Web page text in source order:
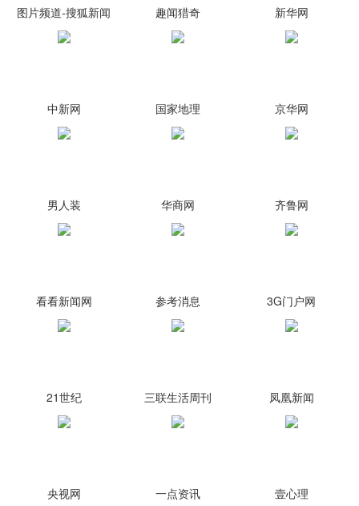
图片频道-搜狐新闻 趣闻猎奇 新华网
中新网 国家地理 京华网
男人装 华商网 齐鲁网
看看新闻网 参考消息 3G门户网
21世纪 三联生活周刊 凤凰新闻
央视网 一点资讯 壹心理